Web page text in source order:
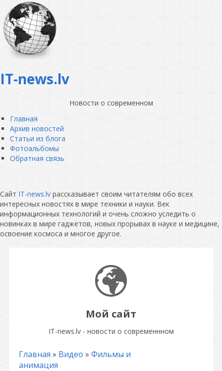
IT-news.lv
Новости о современном
Главная
Архив новостей
Статьи из блога
Фотоальбомы
Обратная связь
Сайт IT-news.lv рассказывает своим читателям обо всех
интересных новостях в мире техники и науки. Век
информационных технологий и очень сложно уследить о
новинках в мире гаджетов, новых прорывах в науке и медицине,
освоение космоса и многое другое.
Мой сайт
IT-news.lv - новости о современнном
Главная » Видео » Фильмы и
анимация